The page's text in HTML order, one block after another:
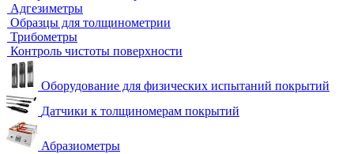
Вихретоковый контроль
Вихретоковые дефектоскопы
Вихретоковые преобразователи
Вихретоковые толщиномеры
Контрольные образцы для вихретокового контроля
Приборы для измерения электропроводности
Импедансный контроль
Импедансные дефектоскопы
Тестеры
Контроль изоляции и покрытий